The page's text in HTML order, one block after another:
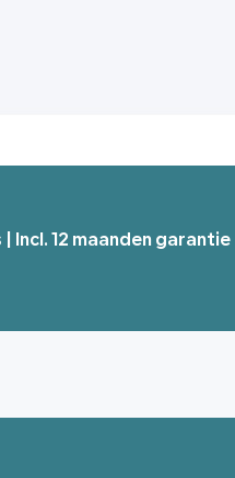
Incl. 12 maanden garantie |